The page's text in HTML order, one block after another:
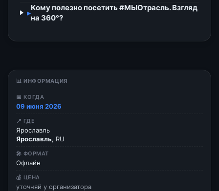
▸
Кому полезно посетить #МЫОтрасль. Взгляд
на 360°?
📊 ИНФОРМАЦИЯ
📅 КОГДА
09 июня 2026
📍 ГДЕ
Ярославль
Ярославль, RU
🎤 ФОРМАТ
Офлайн
💰 ЦЕНА
уточняй у организатора